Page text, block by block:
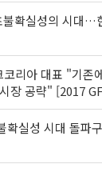
확실성의 시대…
리아 대표 "기존
장 공략" [2017
확실성 시대 돌파